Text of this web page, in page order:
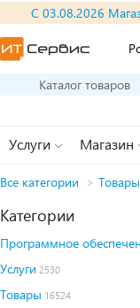
С 03.08.2026
Каталог товаров
Услуги Магазин
Все категории > Товары
Категории
Программное
Услуги 2530
Товары 16524